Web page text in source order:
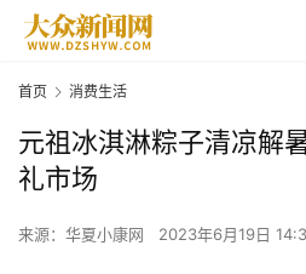
首页 消费生活
元祖冰淇淋粽子清凉解
礼市场
来源：华夏小康网 2023年6月19日